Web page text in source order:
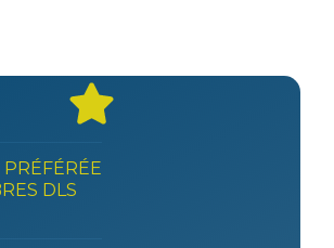
DLS